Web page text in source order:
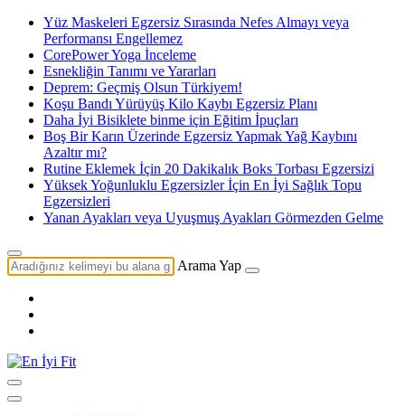
Yüz Maskeleri Egzersiz Sırasında Nefes Almayı veya
Performansı Engellemez
CorePower Yoga İnceleme
Esnekliğin Tanımı ve Yararları
Deprem: Geçmiş Olsun Türkiyem!
Koşu Bandı Yürüyüş Kilo Kaybı Egzersiz Planı
Daha İyi Bisiklete binme için Eğitim İpuçları
Boş Bir Karın Üzerinde Egzersiz Yapmak Yağ Kaybını
Azaltır mı?
Rutine Eklemek İçin 20 Dakikalık Boks Torbası Egzersizi
Yüksek Yoğunluklu Egzersizler İçin En İyi Sağlık Topu
Egzersizleri
Yanan Ayakları veya Uyuşmuş Ayakları Görmezden Gelme
Arama Yap